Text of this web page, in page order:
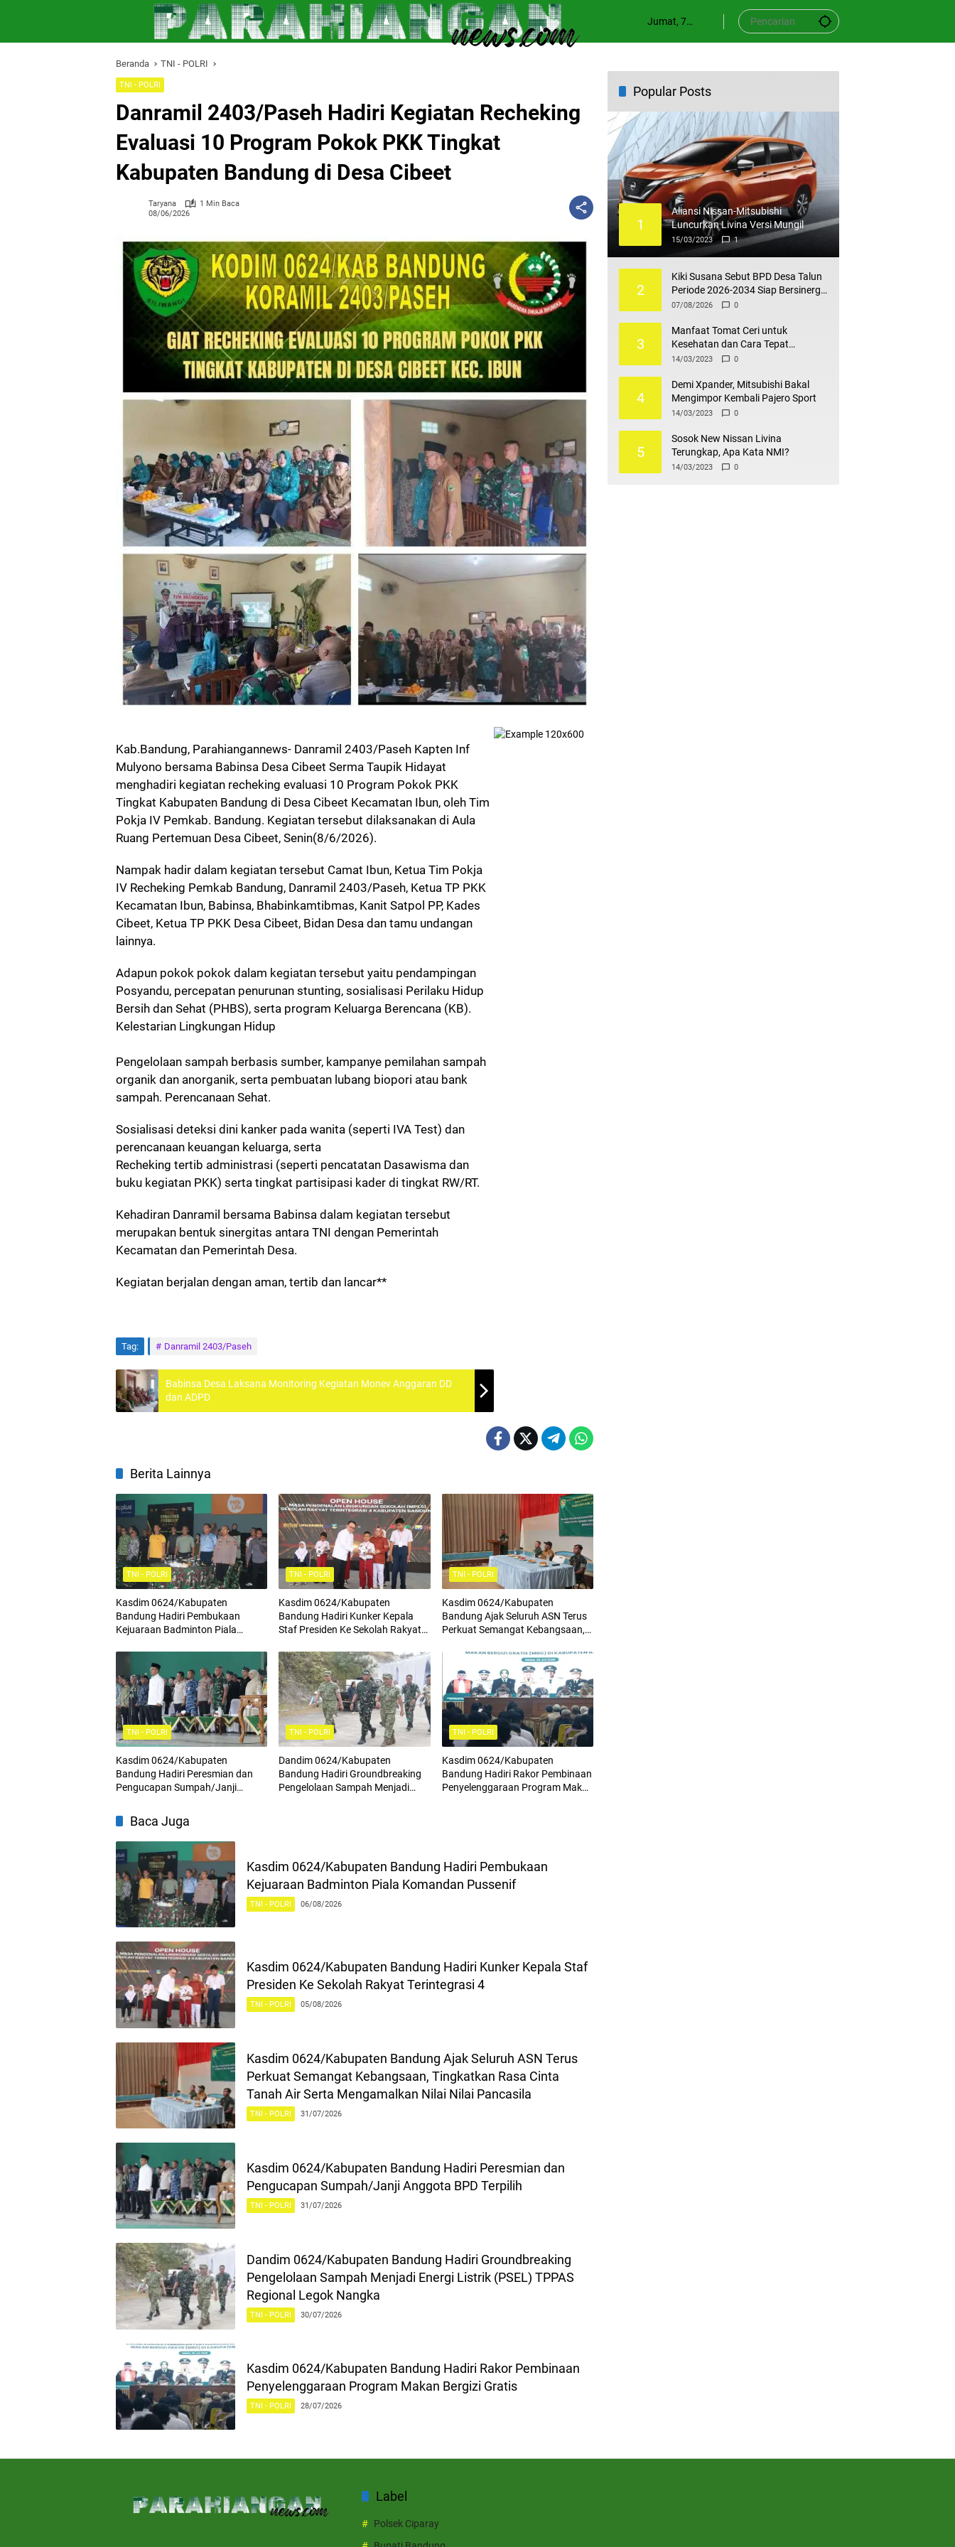
Jumat, 7
Beranda TNI - POLRI
TNI - POLRI
Danramil 2403/Paseh Hadiri Kegiatan Recheking
Evaluasi 10 Program Pokok PKK Tingkat
Kabupaten Bandung di Desa Cibeet
Taryana
1 Min Baca
08/06/2026
Kab.Bandung, Parahiangannews- Danramil 2403/Paseh Kapten Inf
Mulyono bersama Babinsa Desa Cibeet Serma Taupik Hidayat
menghadiri kegiatan recheking evaluasi 10 Program Pokok PKK
Tingkat Kabupaten Bandung di Desa Cibeet Kecamatan Ibun, oleh Tim
Pokja IV Pemkab. Bandung. Kegiatan tersebut dilaksanakan di Aula
Ruang Pertemuan Desa Cibeet, Senin(8/6/2026).
Nampak hadir dalam kegiatan tersebut Camat Ibun, Ketua Tim Pokja
IV Recheking Pemkab Bandung, Danramil 2403/Paseh, Ketua TP PKK
Kecamatan Ibun, Babinsa, Bhabinkamtibmas, Kanit Satpol PP, Kades
Cibeet, Ketua TP PKK Desa Cibeet, Bidan Desa dan tamu undangan
lainnya.
Adapun pokok pokok dalam kegiatan tersebut yaitu pendampingan
Posyandu, percepatan penurunan stunting, sosialisasi Perilaku Hidup
Bersih dan Sehat (PHBS), serta program Keluarga Berencana (KB).
Kelestarian Lingkungan Hidup
‎Pengelolaan sampah berbasis sumber, kampanye pemilahan sampah
organik dan anorganik, serta pembuatan lubang biopori atau bank
sampah. Perencanaan Sehat.
Sosialisasi deteksi dini kanker pada wanita (seperti IVA Test) dan
perencanaan keuangan keluarga, serta
Recheking tertib administrasi (seperti pencatatan Dasawisma dan
buku kegiatan PKK) serta tingkat partisipasi kader di tingkat RW/RT.
Kehadiran Danramil bersama Babinsa dalam kegiatan tersebut
merupakan bentuk sinergitas antara TNI dengan Pemerintah
Kecamatan dan Pemerintah Desa.
Kegiatan berjalan dengan aman, tertib dan lancar**
Tag: Danramil 2403/Paseh
Babinsa Desa Laksana Monitoring Kegiatan Monev Anggaran DD
dan ADPD
Berita Lainnya
TNI - POLRI
Kasdim 0624/Kabupaten
Bandung Hadiri Pembukaan
Kejuaraan Badminton Piala
TNI - POLRI
Kasdim 0624/Kabupaten
Bandung Hadiri Kunker Kepala
Staf Presiden Ke Sekolah Rakyat
TNI - POLRI
Kasdim 0624/Kabupaten
Bandung Ajak Seluruh ASN Terus
Perkuat Semangat Kebangsaan,
Serta Mengamalkan Nilai Nilai
Pancasila
TNI - POLRI
Kasdim 0624/Kabupaten
Bandung Hadiri Peresmian dan
Pengucapan Sumpah/Janji
TNI - POLRI
Dandim 0624/Kabupaten
Bandung Hadiri Groundbreaking
Pengelolaan Sampah Menjadi
TNI - POLRI
Kasdim 0624/Kabupaten
Bandung Hadiri Rakor Pembinaan
Penyelenggaraan Program Makan
Baca Juga
Kasdim 0624/Kabupaten Bandung Hadiri Pembukaan
Kejuaraan Badminton Piala Komandan Pussenif
TNI - POLRI 06/08/2026
Kasdim 0624/Kabupaten Bandung Hadiri Kunker Kepala Staf
Presiden Ke Sekolah Rakyat Terintegrasi 4
TNI - POLRI 05/08/2026
Kasdim 0624/Kabupaten Bandung Ajak Seluruh ASN Terus
Perkuat Semangat Kebangsaan, Tingkatkan Rasa Cinta
Tanah Air Serta Mengamalkan Nilai Nilai Pancasila
TNI - POLRI 31/07/2026
Kasdim 0624/Kabupaten Bandung Hadiri Peresmian dan
Pengucapan Sumpah/Janji Anggota BPD Terpilih
TNI - POLRI 31/07/2026
Dandim 0624/Kabupaten Bandung Hadiri Groundbreaking
Pengelolaan Sampah Menjadi Energi Listrik (PSEL) TPPAS
Regional Legok Nangka
TNI - POLRI 30/07/2026
Kasdim 0624/Kabupaten Bandung Hadiri Rakor Pembinaan
Penyelenggaraan Program Makan Bergizi Gratis
TNI - POLRI 28/07/2026
Popular Posts
1
Aliansi Nissan-Mitsubishi
Luncurkan Livina Versi Mungil
15/03/2023 1
2
Kiki Susana Sebut BPD Desa Talun
Periode 2026-2034 Siap Bersinergi
dan Berkolaborasi Dengan Pemdes
07/08/2026 0
3
Manfaat Tomat Ceri untuk
Kesehatan dan Cara Tepat
Mengonsumsinya
14/03/2023 0
4
Demi Xpander, Mitsubishi Bakal
Mengimpor Kembali Pajero Sport
14/03/2023 0
5
Sosok New Nissan Livina
Terungkap, Apa Kata NMI?
14/03/2023 0
Label
Polsek Ciparay